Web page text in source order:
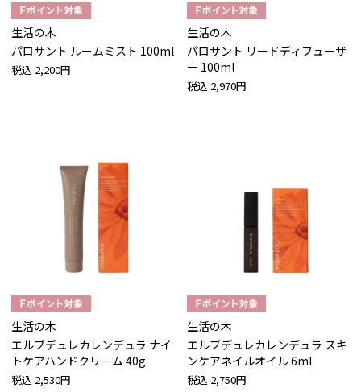
生活の木
パロサント ルームミスト 100ml
税込 2,200円
生活の木
パロサント リードディフューザ
ー 100ml
税込 2,970円
生活の木
エルブデュレカレンデュラ ナイ
トケアハンドクリーム 40g
税込 2,530円
生活の木
エルブデュレカレンデュラ スキ
ンケアネイルオイル 6ml
税込 2,750円